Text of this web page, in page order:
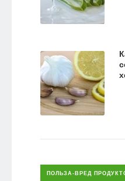
ПОЛЬЗА-ВРЕД